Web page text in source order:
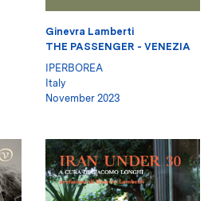
Ginevra Lamberti
THE PASSENGER - VENEZIA
IPERBOREA
Italy
November 2023